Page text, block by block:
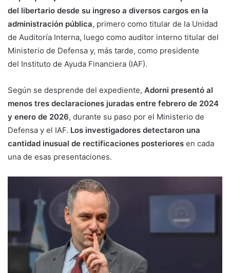
del libertario desde su ingreso a diversos cargos en la
administración pública, primero como titular de la Unidad
de Auditoría Interna, luego como auditor interno titular del
Ministerio de Defensa y, más tarde, como presidente
del Instituto de Ayuda Financiera (IAF).
Según se desprende del expediente, Adorni presentó al
menos tres declaraciones juradas entre febrero de 2024
y enero de 2026, durante su paso por el Ministerio de
Defensa y el IAF. Los investigadores detectaron una
cantidad inusual de rectificaciones posteriores en cada
una de esas presentaciones.